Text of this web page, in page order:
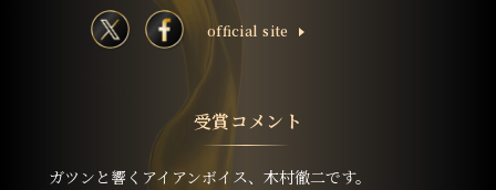
ofﬁcial site
受賞コメント
ガツンと響くアイアンボイス、木村徹二です。